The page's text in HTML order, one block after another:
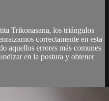
Trikonasana, los triángulos
correctamente en esta
aquellos errores más comunes
en la postura y obtener